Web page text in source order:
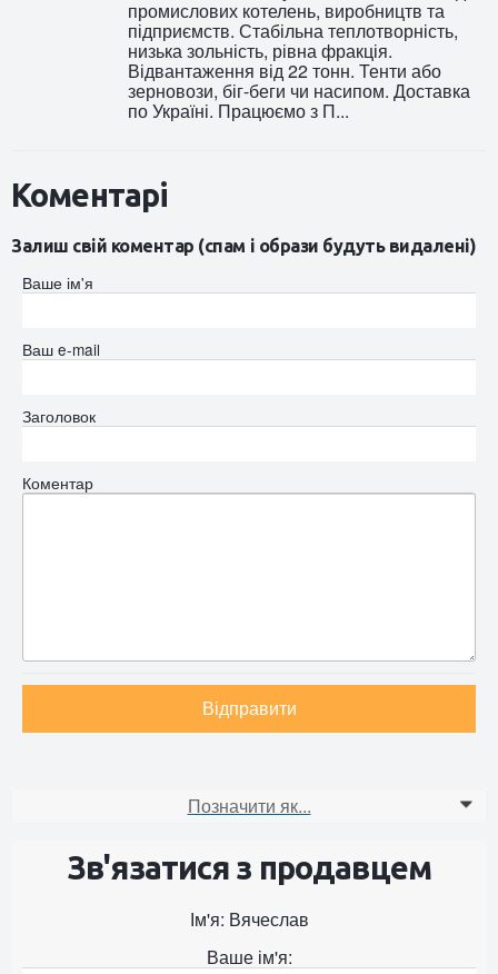
промислових котелень, виробництв та
підприємств. Стабільна теплотворність,
низька зольність, рівна фракція.
Відвантаження від 22 тонн. Тенти або
зерновози, біг-беги чи насипом. Доставка
по Україні. Працюємо з П...
Коментарі
Залиш свій коментар (спам і образи будуть видалені)
Ваше ім'я
Ваш e-mail
Заголовок
Коментар
Відправити
Позначити як... 0
Зв'язатися з продавцем
Ім'я: Вячеслав
Ваше ім'я: